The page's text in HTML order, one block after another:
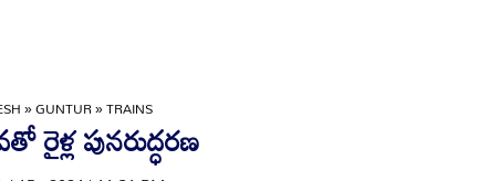
»GUNTUR»TRAINS
పునరుద్ధరణ